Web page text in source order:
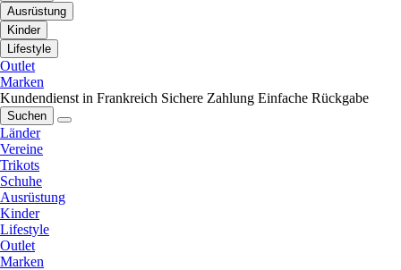
Ausrüstung
Kinder
Lifestyle
Outlet
Marken
Kundendienst in Frankreich Sichere Zahlung Einfache Rückgabe
Suchen
Länder
Vereine
Trikots
Schuhe
Ausrüstung
Kinder
Lifestyle
Outlet
Marken